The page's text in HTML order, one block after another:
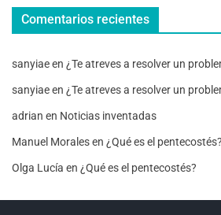
Comentarios recientes
sanyiaeen ¿Te atreves a resolver un
sanyiaeen ¿Te atreves a resolver un
adrian en Noticias inventadas
Manuel Moralesen ¿Qué es el pentecostés?
Olga Lucía en ¿Qué es el pentecostés?